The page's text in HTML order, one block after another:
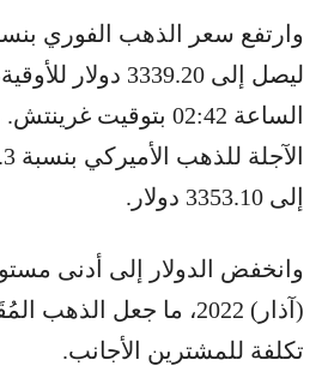
ليصل إلى 3339.20
الساعة 02:42 بتوقيت
إلى 3353.10 دولار.
وانخفض الدولار إلى أدنى
(آذار) 2022، ما جعل الذهب
تكلفة للمشترين الأجانب.